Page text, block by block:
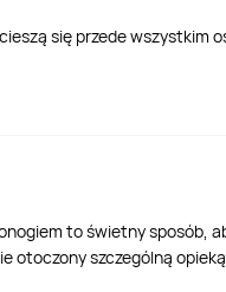
się przede wszystkim
to świetny sposób,
otoczony szczególną